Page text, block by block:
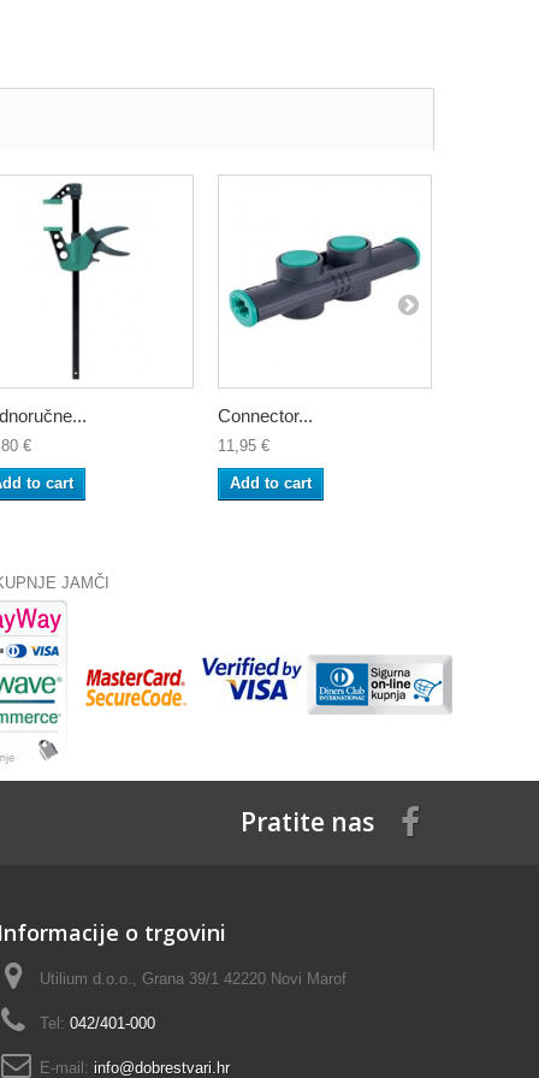
€
to cart
Connector...
11,95 €
Add to cart
JAMČI
Pratite nas
Informacije o trgovini
Utilium d.o.o., Grana 39/1 42220 Novi Marof
Tel: 042/401-000
E-mail: info@dobrestvari.hr